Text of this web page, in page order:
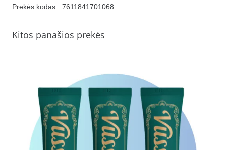
Dantų
su
Tebodont,
Prekės kodas: 7611841701068
Kitos panašios prekės